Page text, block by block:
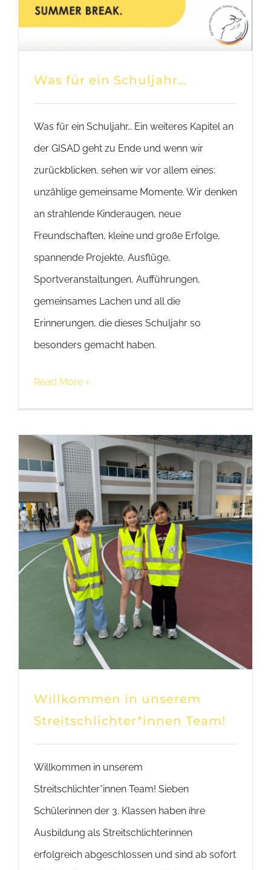
Was für ein Schuljahr…
Was für ein Schuljahr… Ein weiteres Kapitel an
der GISAD geht zu Ende und wenn wir
zurückblicken, sehen wir vor allem eines:
unzählige gemeinsame Momente. Wir denken
an strahlende Kinderaugen, neue
Freundschaften, kleine und große Erfolge,
spannende Projekte, Ausflüge,
Sportveranstaltungen, Aufführungen,
gemeinsames Lachen und all die
Erinnerungen, die dieses Schuljahr so
besonders gemacht haben.
Read More
Willkommen in unserem
Streitschlichter*innen Team!
Willkommen in unserem
Streitschlichter*innen Team! Sieben
Schülerinnen der 3. Klassen haben ihre
Ausbildung als Streitschlichterinnen
erfolgreich abgeschlossen und sind ab sofort